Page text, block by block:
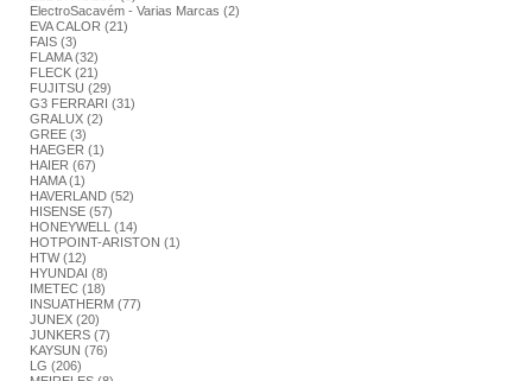
ElectroSacavém - Varias Marcas (2)
EVA CALOR (21)
FAIS (3)
FLAMA (32)
FLECK (21)
FUJITSU (29)
G3 FERRARI (31)
GRALUX (2)
GREE (3)
HAEGER (1)
HAIER (67)
HAMA (1)
HAVERLAND (52)
HISENSE (57)
HONEYWELL (14)
HOTPOINT-ARISTON (1)
HTW (12)
HYUNDAI (8)
IMETEC (18)
INSUATHERM (77)
JUNEX (20)
JUNKERS (7)
KAYSUN (76)
LG (206)